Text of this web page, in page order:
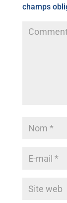
champs